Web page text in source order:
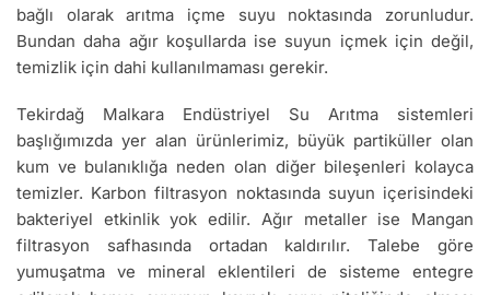
bağlı olarak arıtma içme suyu noktasında zorunludur.
Bundan daha ağır koşullarda ise suyun içmek için değil,
temizlik için dahi kullanılmaması gerekir.
Tekirdağ Malkara Endüstriyel Su Arıtma sistemleri
başlığımızda yer alan ürünlerimiz, büyük partiküller olan
kum ve bulanıklığa neden olan diğer bileşenleri kolayca
temizler. Karbon filtrasyon noktasında suyun içerisindeki
bakteriyel etkinlik yok edilir. Ağır metaller ise Mangan
filtrasyon safhasında ortadan kaldırılır. Talebe göre
yumuşatma ve mineral eklentileri de sisteme entegre